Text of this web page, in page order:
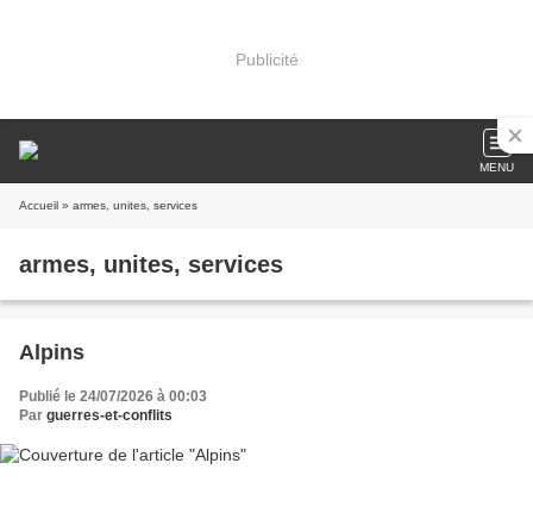
Publicité
MENU
Accueil » armes, unites, services
armes, unites, services
Alpins
Publié le 24/07/2026 à 00:03
Par guerres-et-conflits